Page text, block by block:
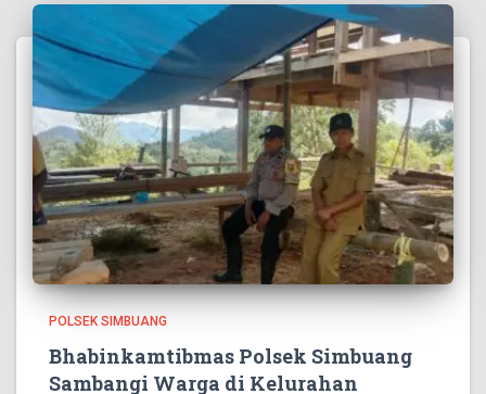
POLSEK SIMBUANG
Bhabinkamtibmas Polsek Simbuang
Sambangi Warga di Kelurahan